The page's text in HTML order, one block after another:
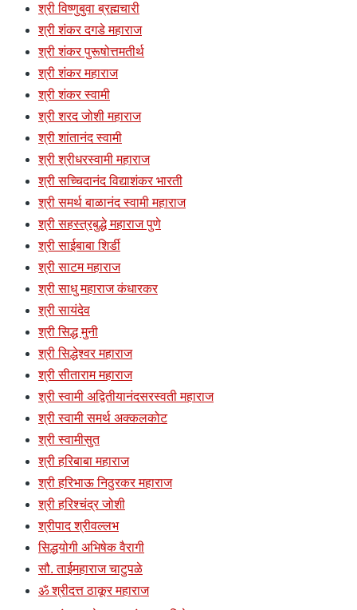
श्री विष्णुबुवा ब्रह्मचारी
श्री शंकर दगडे महाराज
श्री शंकर पुरूषोत्तमतीर्थ
श्री शंकर महाराज
श्री शंकर स्वामी
श्री शरद जोशी महाराज
श्री शांतानंद स्वामी
श्री श्रीधरस्वामी महाराज
श्री सच्चिदानंद विद्याशंकर भारती
श्री समर्थ बाळानंद स्वामी महाराज
श्री सहस्त्रबुद्धे महाराज पुणे
श्री साईबाबा शिर्डी
श्री साटम महाराज
श्री साधु महाराज कंधारकर
श्री सायंदेव
श्री सिद्ध मुनी
श्री सिद्धेश्वर महाराज
श्री सीताराम महाराज
श्री स्वामी अद्वितीयानंदसरस्वती महाराज
श्री स्वामी समर्थ अक्कलकोट
श्री स्वामीसुत
श्री हरिबाबा महाराज
श्री हरिभाऊ निठुरकर महाराज
श्री हरिश्चंद्र जोशी
श्रीपाद श्रीवल्लभ
सिद्धयोगी अभिषेक वैरागी
सौ. ताईमहाराज चाटुपळे
ॐ श्रीदत्त ठाकूर महाराज